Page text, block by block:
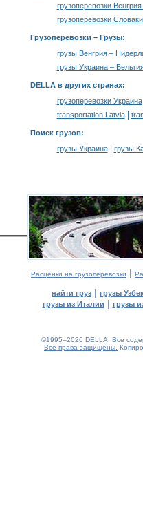
грузоперевозки
грузоперевозки
Грузоперевозки – Грузы:
грузы Венгрия –
грузы Украина –
DELLA в других странах:
грузоперевозки Украина|
transportation Latvia|
Поиск грузов:
грузы Украина| грузы
Расценки на грузоперевозки |
найти груз | грузы
грузы из Италии | грузы
©1995–2026 DELLA. Все
Все права защищены.